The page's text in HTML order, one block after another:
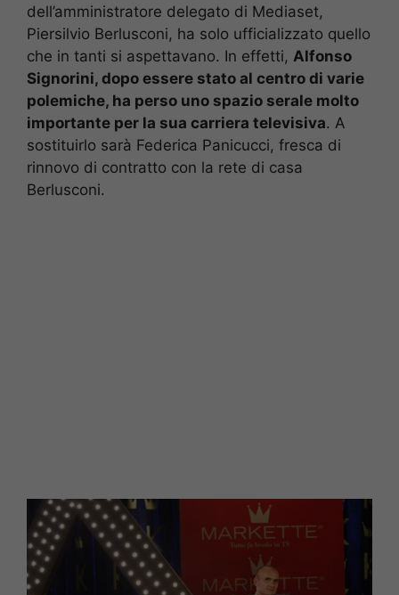
dell’amministratore delegato di Mediaset,
Piersilvio Berlusconi, ha solo ufficializzato quello
che in tanti si aspettavano. In effetti, Alfonso
Signorini, dopo essere stato al centro di varie
polemiche, ha perso uno spazio serale molto
importante per la sua carriera televisiva. A
sostituirlo sarà Federica Panicucci, fresca di
rinnovo di contratto con la rete di casa
Berlusconi.